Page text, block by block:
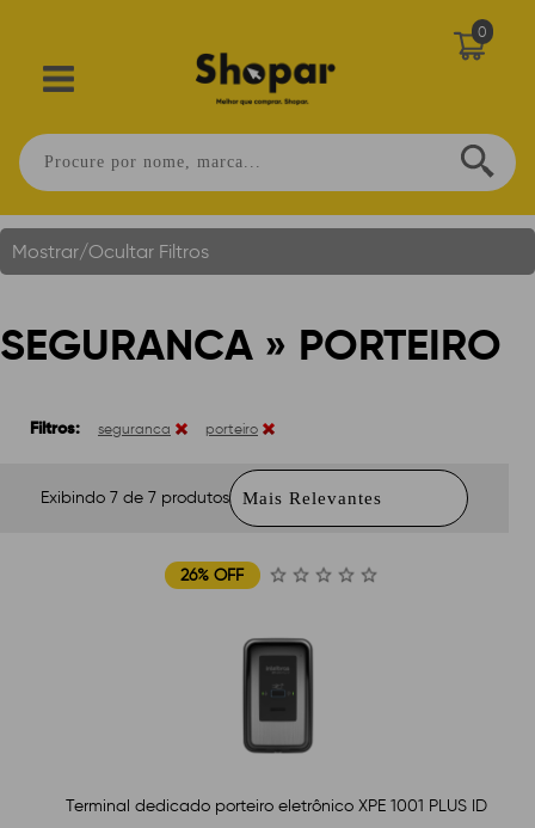
0
Mostrar/Ocultar Filtros
SEGURANCA » PORTEIRO
Filtros: seguranca porteiro
Exibindo 7 de 7 produtos
26% OFF
Terminal dedicado porteiro eletrônico XPE 1001 PLUS ID